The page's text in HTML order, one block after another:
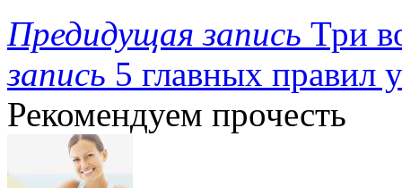
Предидущая запись Три
запись 5 главных правил
Рекомендуем прочесть